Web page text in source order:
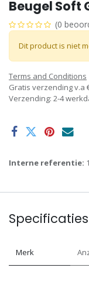
Beugel Soft
(0
Dit product is niet
Terms and Conditions
Gratis verzending v.a
Verzending: 2-4
Interne referentie:
Specificaties
Merk